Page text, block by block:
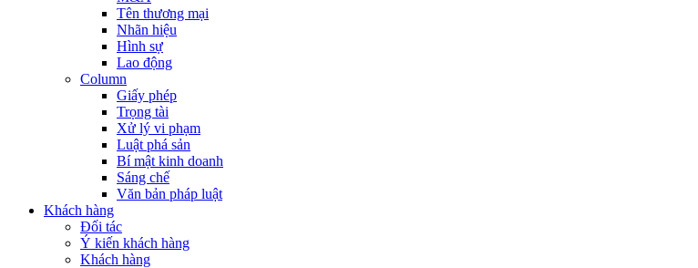
Tên thương mại
Nhãn hiệu
Hình sự
Lao động
Column
Giấy phép
Trọng tài
Xử lý vi phạm
Luật phá sản
Bí mật kinh doanh
Sáng chế
Văn bản pháp luật
Khách hàng
Đối tác
Ý kiến khách hàng
Khách hàng